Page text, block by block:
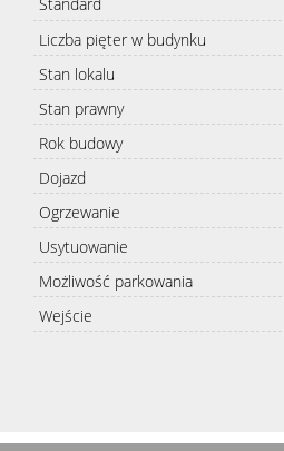
Standard
Liczba pięter w budynku
Stan lokalu
Stan prawny
Rok budowy
Dojazd
Ogrzewanie
Usytuowanie
Możliwość parkowania
Wejście